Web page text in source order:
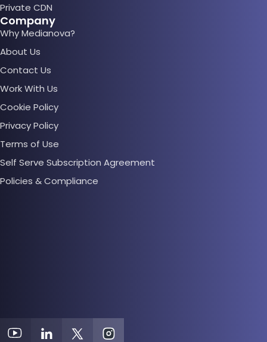
Private CDN
Company
Why Medianova?
About Us
Contact Us
Work With Us
Cookie Policy
Privacy Policy
Terms of Use
Self Serve Subscription Agreement
Policies & Compliance